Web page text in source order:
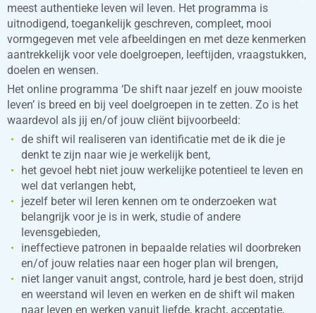
meest authentieke leven wil leven. Het programma is
uitnodigend, toegankelijk geschreven, compleet, mooi
vormgegeven met vele afbeeldingen en met deze kenmerken
aantrekkelijk voor vele doelgroepen, leeftijden, vraagstukken,
doelen en wensen.
Het online programma ‘De shift naar jezelf en jouw mooiste
leven’ is breed en bij veel doelgroepen in te zetten. Zo is het
waardevol als jij en/of jouw cliënt bijvoorbeeld:
de shift wil realiseren van identificatie met de ik die je
denkt te zijn naar wie je werkelijk bent,
het gevoel hebt niet jouw werkelijke potentieel te leven en
wel dat verlangen hebt,
jezelf beter wil leren kennen om te onderzoeken wat
belangrijk voor je is in werk, studie of andere
levensgebieden,
ineffectieve patronen in bepaalde relaties wil doorbreken
en/of jouw relaties naar een hoger plan wil brengen,
niet langer vanuit angst, controle, hard je best doen, strijd
en weerstand wil leven en werken en de shift wil maken
naar leven en werken vanuit liefde, kracht, acceptatie,